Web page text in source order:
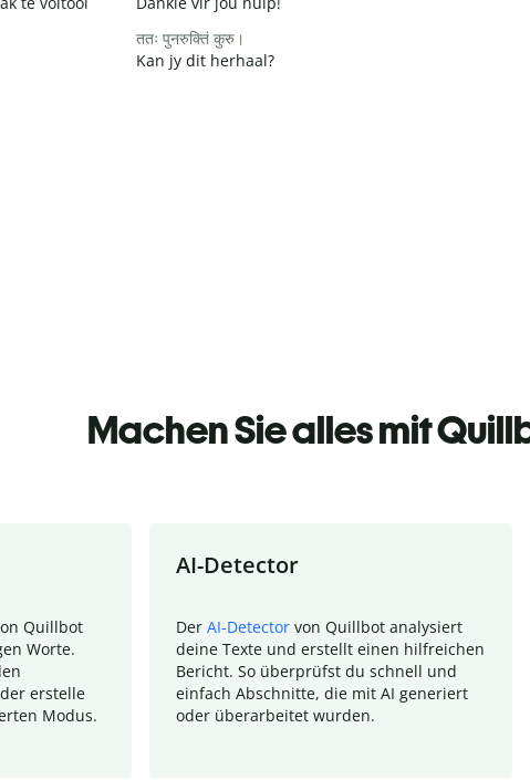
ततः पुनरुक्तिं कुरु।
Kan jy dit herhaal?
Machen Sie alles mit
Quillbot
Worte.
erstelle
Modus.
AI-Detector
Der AI-Detector von Quillbot analysiert
deine Texte und erstellt einen hilfreichen
Bericht. So überprüfst du schnell und
einfach Abschnitte, die mit AI generiert
oder überarbeitet wurden.